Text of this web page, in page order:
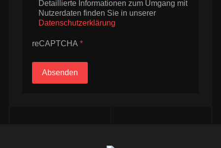
Detaillierte Informationen zum Umgang mit
Nutzerdaten finden Sie in unserer
Datenschutzerklärung
reCAPTCHA *
Absenden